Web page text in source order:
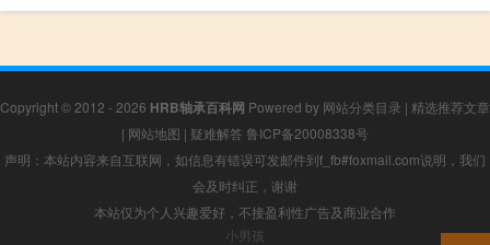
Copyright © 2012 - 2026 HRB轴承百科网 Powered by 网站分类目录 | 精选推荐文章
| 网站地图 | 疑难解答 鲁ICP备20008338号
声明：本站内容来自互联网，如信息有错误可发邮件到f_fb#foxmail.com说明，我们
会及时纠正，谢谢
本站仅为个人兴趣爱好，不接盈利性广告及商业合作
小男孩